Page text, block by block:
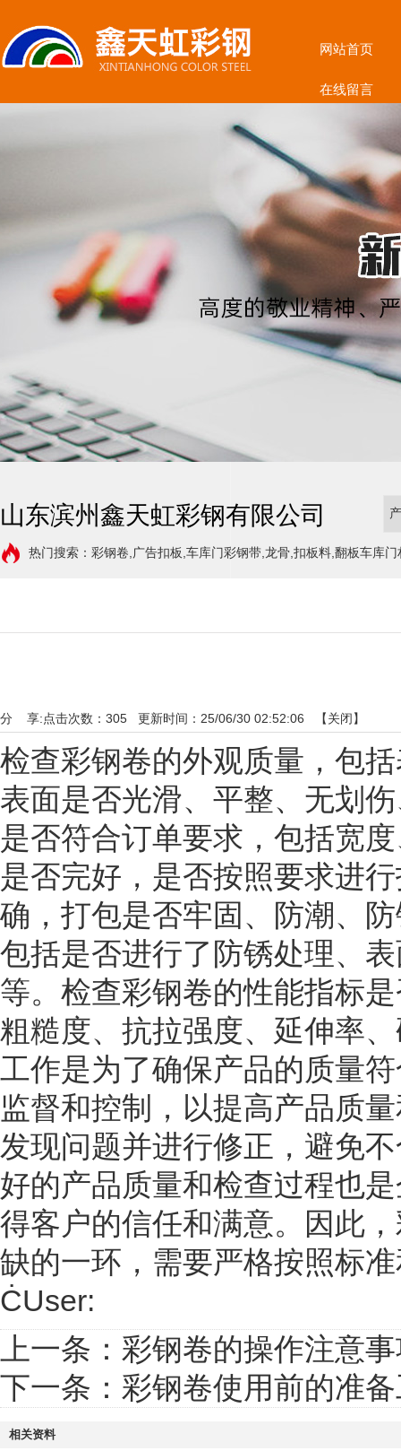
网站首页
在线留言
山东滨州鑫天虹彩钢有限公司
热门搜索：彩钢卷,广告扣板,车库门彩钢带,龙骨,扣板料,翻板车库
点击次数： 305 更新时间：25/06/30 02:52:06 【关闭】
分 享:
检查彩钢卷的外观质量，包
表面是否光滑、平整、无划
是否符合订单要求，包括宽
是否完好，是否按照要求进
确，打包是否牢固、防潮、
包括是否进行了防锈处理、
等。检查彩钢卷的性能指标
粗糙度、抗拉强度、延伸率
工作是为了确保产品的质量
监督和控制，以提高产品质
发现问题并进行修正，避免
好的产品质量和检查过程也
得客户的信任和满意。因此
缺的一环，需要严格按照标
ĊUser:
上一条： 彩钢卷的操作注意
下一条： 彩钢卷使用前的准
相关资料